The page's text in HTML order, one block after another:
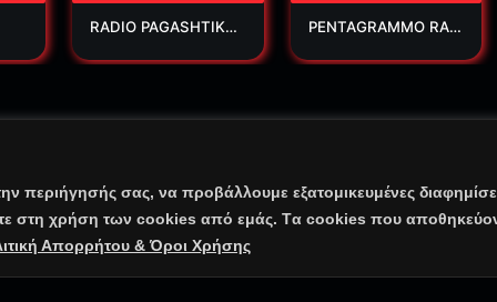
περιήγησής σας, να προβάλλουμε εξατομικευμένες
στη χρήση των cookies από εμάς. Tα cookies που
Απορρήτου & Όροι Χρήσης
RADIO PAGASHTIKO
PENTAGRAMMO RAD
| All Rights Reserved
Όροι Χρήσης ⠀•⠀ Cookie Warnings ⠀•⠀